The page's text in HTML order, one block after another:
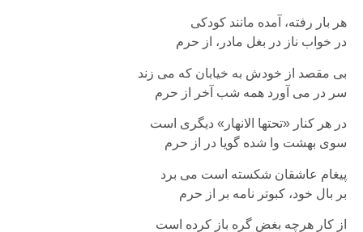
هر بار رفته، آمده مانند کودکی
در خواب ناز در بغل مادر، از حرم
بی مقصد از خودش به خیابان که می زند
سر در می آورد همه شب آخر از حرم
در هر کنار «تحتها الانهار» دیگری است
سوی بهشت وا شده گویا در از حرم
پیغام عاشقان شکسته است می برد
بر بال خود، کبوتر نامه بر از حرم
از کار هرچه بغض گره باز کرده است